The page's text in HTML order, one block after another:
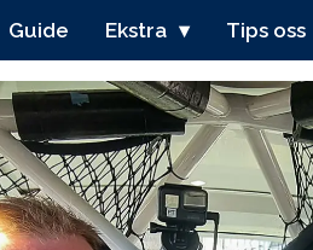
Guide Ekstra Tips oss